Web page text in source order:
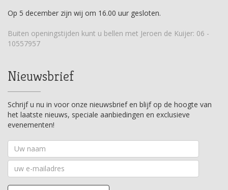
Op 5 december zijn wij om 16.00 uur gesloten.
Buiten openingstijden kunt u bellen met Jeroen de Kuijer: 06 -
10557957
Nieuwsbrief
Schrijf u nu in voor onze nieuwsbrief en blijf op de hoogte van
het laatste nieuws, speciale aanbiedingen en exclusieve
evenementen!
Uw
naam
Uw
e-
mailadres